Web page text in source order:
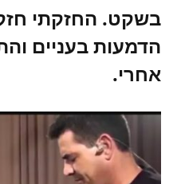
בשקט. החזקתי
הדמעות בעניים
אחרי.